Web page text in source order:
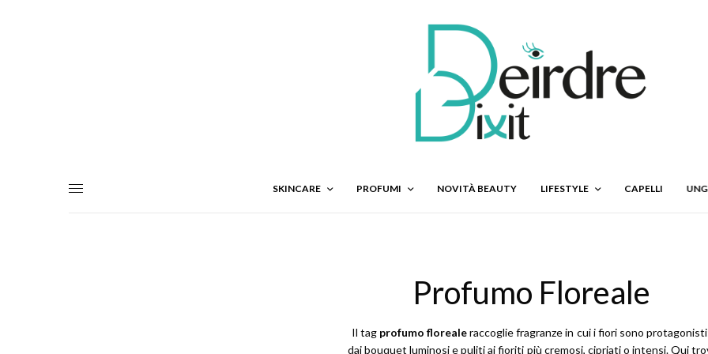
SKINCARE PROFUMI NOVITÀ BEAUTY LIFESTYLE CAPELLI
Profumo Floreale
Il tag profumo florealeraccoglie fragranze in cui i fiori sono
dai bouquet luminosi e puliti ai fioriti più cremosi, cipriati o intensi. Qui